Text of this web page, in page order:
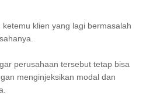
klien yang lagi bermasalah
perusahaan tersebut tetap bisa
menginjeksikan modal dan